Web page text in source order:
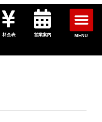
料金表 営業案内 MENU